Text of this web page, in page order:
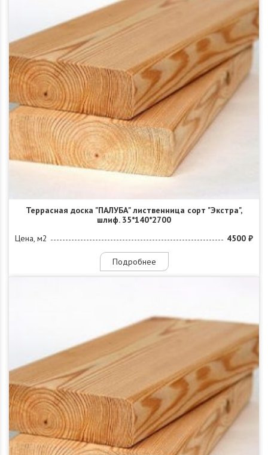
Террасная доска "ПАЛУБА" лиственница сорт "Экстра",
шлиф. 35*140*2700
Цена, м2
4500 ₽
Подробнее